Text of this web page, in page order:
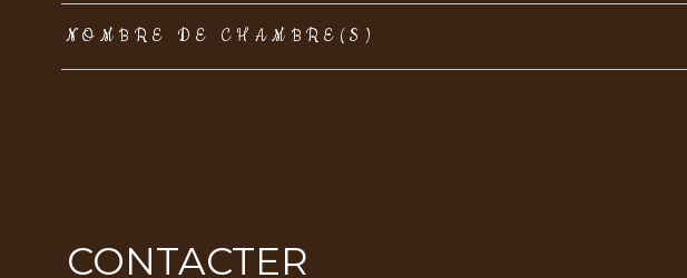
NOMBRE DE CHAMBRE(S)
CONTACTER